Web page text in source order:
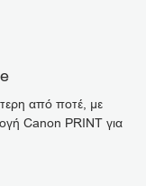
από ποτέ, με
Canon PRINT για